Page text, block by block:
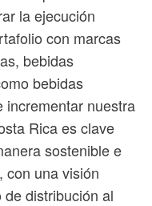
la ejecución
con marcas
bebidas
bebidas
nuestra
Rica es clave
sostenible e
con una visión
distribución al